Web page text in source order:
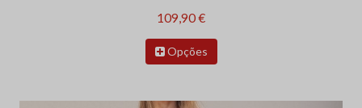
109,90 €
Opções